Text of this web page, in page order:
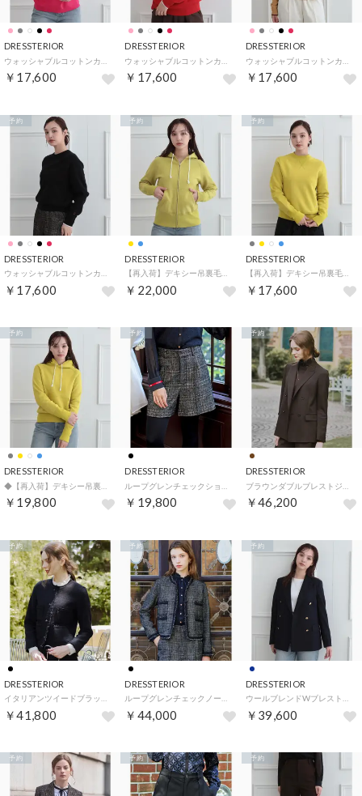
DRESSTERIOR
￥17,600
DRESSTERIOR
￥17,600
DRESSTERIOR
￥17,600
DRESSTERIOR
￥17,600
予約
DRESSTERIOR
￥22,000
予約
DRESSTERIOR
【再入荷】デキシー吊裏毛プルオーバー （マスタード(033)）
￥17,600
予約
DRESSTERIOR
￥19,800
予約
DRESSTERIOR
￥19,800
予約
DRESSTERIOR
￥46,200
予約
DRESSTERIOR
￥41,800
予約
DRESSTERIOR
￥44,000
予約
DRESSTERIOR
￥39,600
予約
予約 予約 予約